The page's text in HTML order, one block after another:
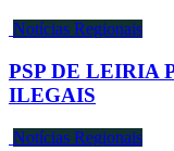
Notícias Regionais
PSP DE LEIRIA
ILEGAIS
Notícias Regionais